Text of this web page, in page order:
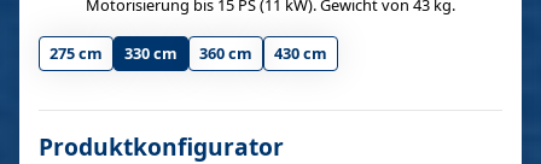
Motorisierung bis 15 PS (11 kW). Gewicht von 43 kg.
275 cm 330 cm 360 cm 430 cm
Produktkonfigurator